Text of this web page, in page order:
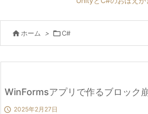
 ホーム > C#
WinFormsアプリで作るブロック
 2025年2月27日